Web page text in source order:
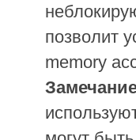
позволит
memory